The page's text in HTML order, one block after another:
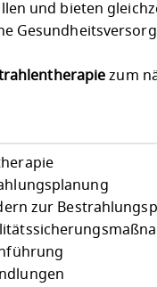
und bieten
zum
zur